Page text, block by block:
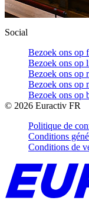
Social
Bezoek ons op
Bezoek ons op
Bezoek ons op
Bezoek ons op
Bezoek ons op
© 2026 Euractiv FR
Politique de
Conditions
Conditions de